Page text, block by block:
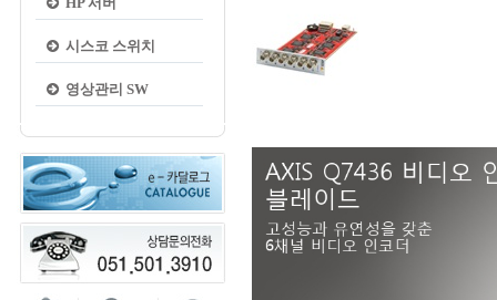
시스코 스위치
영상관리 SW